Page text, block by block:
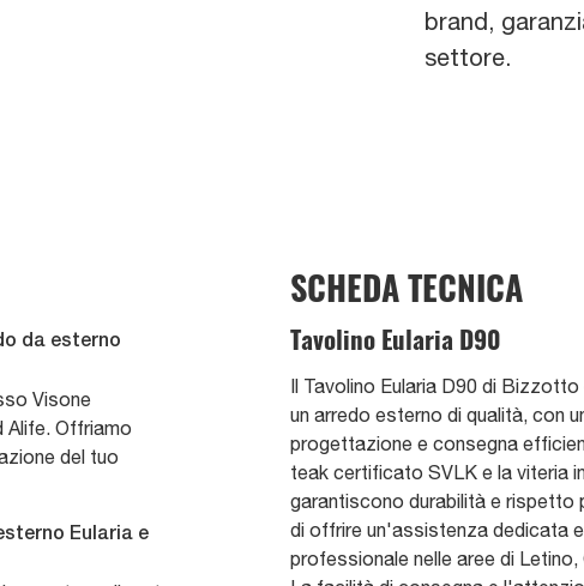
brand,
settore.
da esterno
Visone
Alife. Offriamo
del tuo
Eularia e
SCHEDA TECNICA
Tavolino Eularia D90
Il Tavolino Eularia D90 di
un arredo esterno di qualità, con
progettazione e consegna
teak certificato SVLK e la viteria
garantiscono durabilità e rispetto
di offrire un'assistenza dedicata
professionale nelle aree di